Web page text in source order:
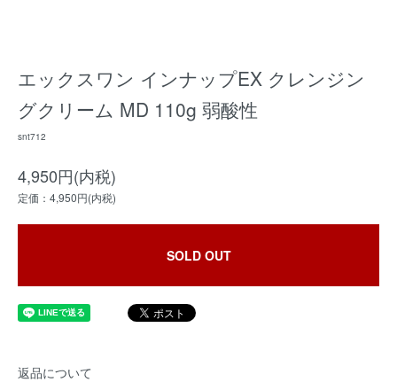
エックスワン インナップEX クレンジン
グクリーム MD 110g 弱酸性
snt712
4,950円(内税)
定価：4,950円(内税)
SOLD OUT
返品について